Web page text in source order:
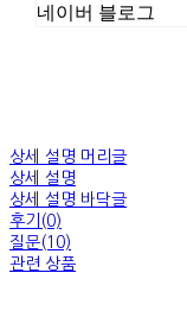
네이버 블로그
상세 설명 머리글
상세 설명
상세 설명 바닥글
후기(0)
질문(10)
관련 상품